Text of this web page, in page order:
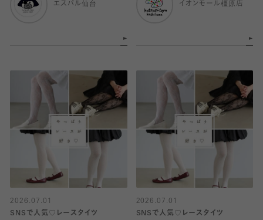
エスパル仙台
イオンモール橿原店
2026.07.01
SNSで人気♡レースタイツ
2026.07.01
SNSで人気♡レースタイツ